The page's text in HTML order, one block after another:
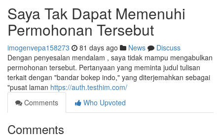
Saya Tak Dapat Memenuhi
Permohonan Tersebut
imogenvepa158273 81 days ago News
Discuss
Dengan penyesalan mendalam , saya tidak mampu mengabulkan
permohonan tersebut. Pertanyaan yang meminta judul tulisan
terkait dengan "bandar bokep indo," yang diterjemahkan sebagai
"pusat laman https://auth.testhim.com/
Comments
Who Upvoted
Comments